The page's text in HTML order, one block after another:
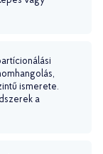
ismerete.
a